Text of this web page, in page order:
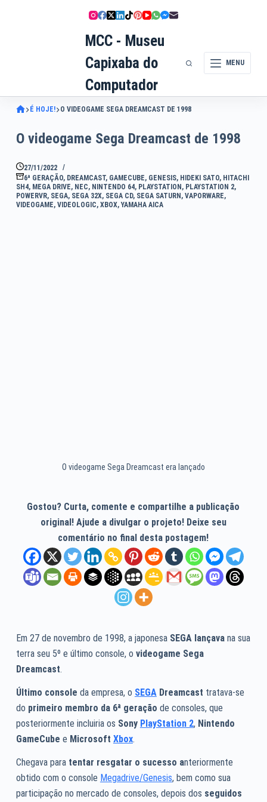
MCC - Museu
Capixaba do
Computador
MENU
É HOJE! O VIDEOGAME SEGA DREAMCAST DE 1998
O videogame Sega Dreamcast de 1998
27/11/2022
6ª GERAÇÃO, DREAMCAST, GAMECUBE, GENESIS, HIDEKI SATO, HITACHI
SH4, MEGA DRIVE, NEC, NINTENDO 64, PLAYSTATION , PLAYSTATION 2,
POWERVR, SEGA, SEGA 32X, SEGA CD, SEGA SATURN , VAPORWARE,
VIDEOGAME, VIDEOLOGIC, XBOX, YAMAHA AICA
O videogame Sega Dreamcast era lançado
Gostou? Curta, comente e compartilhe a publicação
original! Ajude a divulgar o projeto! Deixe seu
comentário no final desta postagem!
Em 27 de novembro de 1998, a japonesa SEGA lançavana sua
terra seu 5º e último console, o videogame Sega
Dreamcast.
Último console da empresa, o SEGADreamcast tratava-se
do primeiro membro da 6ª geração de consoles, que
posteriormente incluiria os Sony PlayStation 2, Nintendo
GameCube e Microsoft Xbox.
Chegava para tentar resgatar o sucesso anteriormente
obtido com o console Megadrive/Genesis, bem como sua
participação no mercado de consoles, depois dos seguidos